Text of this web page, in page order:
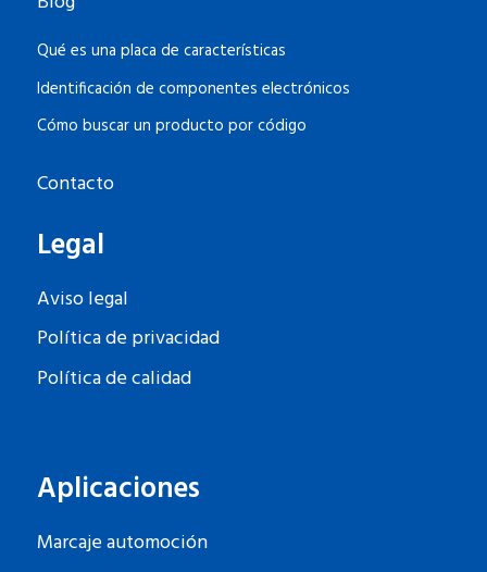
Qué es una placa de características
Identificación de componentes electrónicos
Cómo buscar un producto por código
Contacto
Legal
Aviso legal
Política de privacidad
Política de calidad
Aplicaciones
Marcaje automoción